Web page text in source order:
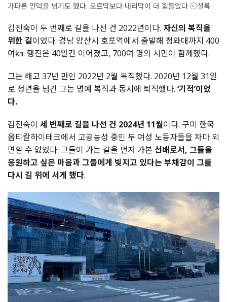
가파른 언덕을 넘기도 했다. 오르막보다 내리막이 더 힘들었다 ⓒ셜록
김진숙이 두 번째로 길을 나선 건 2022년이다. 자신의 복직을
위한 길이었다. 경남 양산시 호포역에서 출발해 청와대까지 400
여㎞. 행진은 40일간 이어졌고, 700여 명의 시민이 함께했다.
그는 해고 37년 만인 2022년 2월 복직했다. 2020년 12월 31일
로 정년을 넘긴 그는 명예 복직과 동시에 퇴직했다. ‘기적’이었
다.
김진숙이 세 번째로 길을 나선 건 2024년 11월이다. 구미 한국
옵티칼하이테크에서 고공농성 중인 두 여성 노동자들을 차마 외
면할 수 없었다. 그들이 가는 길을 먼저 가본 선배로서, 그들을
응원하고 싶은 마음과 그들에게 빚지고 있다는 부채감이 그를
다시 길 위에 서게 했다.